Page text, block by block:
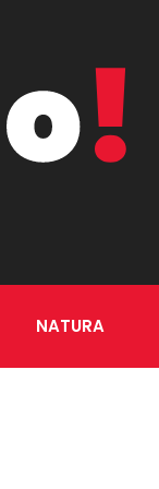
NATURA